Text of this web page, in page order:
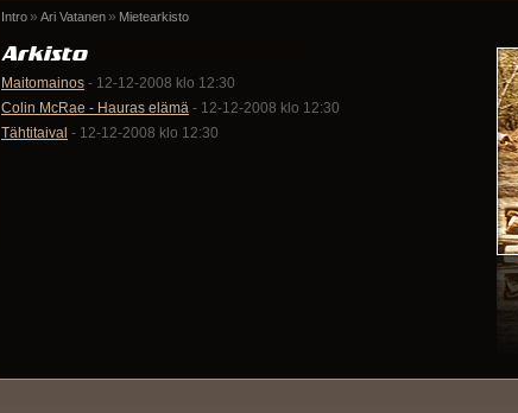
Intro » Ari Vatanen » Mietearkisto
Maitomainos - 12-12-2008 klo 12:30
Colin McRae - Hauras elämä - 12-12-2008 klo 12:30
Tähtitaival - 12-12-2008 klo 12:30